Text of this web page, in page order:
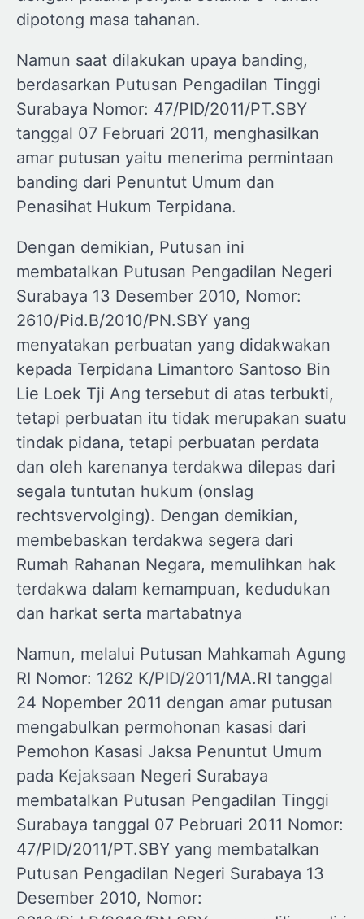
dipotong masa tahanan.
Namun saat dilakukan upaya banding,
berdasarkan Putusan Pengadilan Tinggi
Surabaya Nomor: 47/PID/2011/PT.SBY
tanggal 07 Februari 2011, menghasilkan
amar putusan yaitu menerima permintaan
banding dari Penuntut Umum dan
Penasihat Hukum Terpidana.
Dengan demikian, Putusan ini
membatalkan Putusan Pengadilan Negeri
Surabaya 13 Desember 2010, Nomor:
2610/Pid.B/2010/PN.SBY yang
menyatakan perbuatan yang didakwakan
kepada Terpidana Limantoro Santoso Bin
Lie Loek Tji Ang tersebut di atas terbukti,
tetapi perbuatan itu tidak merupakan suatu
tindak pidana, tetapi perbuatan perdata
dan oleh karenanya terdakwa dilepas dari
segala tuntutan hukum (onslag
rechtsvervolging). Dengan demikian,
membebaskan terdakwa segera dari
Rumah Rahanan Negara, memulihkan hak
terdakwa dalam kemampuan, kedudukan
dan harkat serta martabatnya
Namun, melalui Putusan Mahkamah Agung
RI Nomor: 1262 K/PID/2011/MA.RI tanggal
24 Nopember 2011 dengan amar putusan
mengabulkan permohonan kasasi dari
Pemohon Kasasi Jaksa Penuntut Umum
pada Kejaksaan Negeri Surabaya
membatalkan Putusan Pengadilan Tinggi
Surabaya tanggal 07 Pebruari 2011 Nomor:
47/PID/2011/PT.SBY yang membatalkan
Putusan Pengadilan Negeri Surabaya 13
Desember 2010, Nomor: